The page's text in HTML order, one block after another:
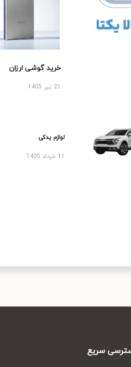
خرید گوشی ارزان
لوازم یدکی
سریع